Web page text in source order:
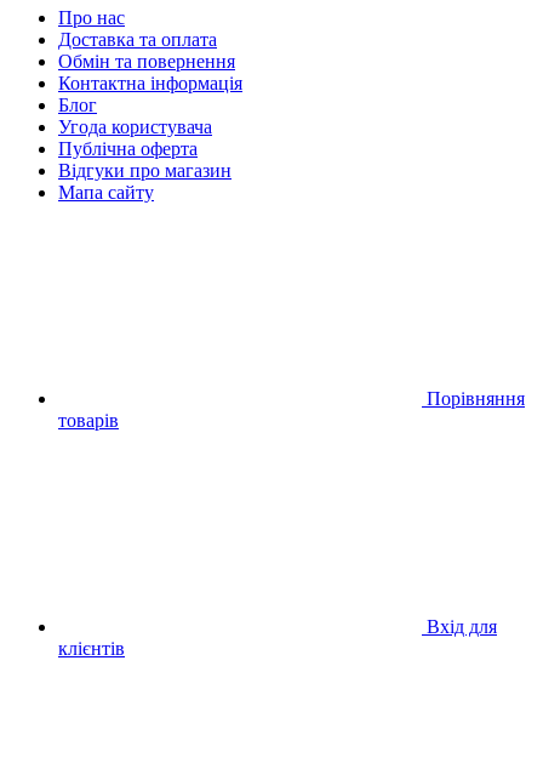
Про нас
Доставка та оплата
Обмін та повернення
Контактна інформація
Блог
Угода користувача
Публічна оферта
Відгуки про магазин
Мапа сайту
Порівняння
товарів
Вхід для
клієнтів